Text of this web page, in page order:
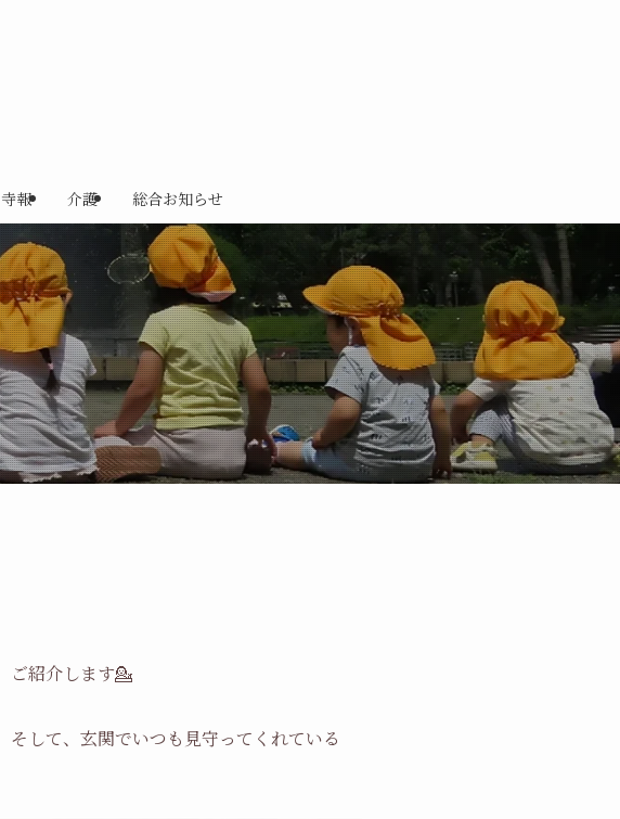
寺報 介護 総合お知らせ
ご紹介します💁
して、玄関でいつも見守ってくれている